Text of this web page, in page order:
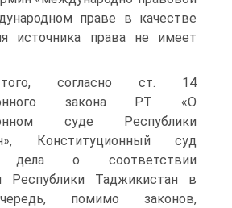
праве в качестве
источника права не имеет
согласно ст. 14
закона РТ «О
суде Республики
Конституционный суд
дела о соответствии
Республики Таджикистан в
помимо законов,